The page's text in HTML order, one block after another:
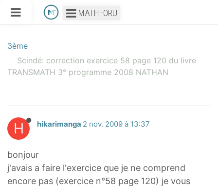
MATHFORU
3ème
Scindé: correction exercice 58 page 120 du livre
TRANSMATH 3° programme 2008 NATHAN
H hikarimanga 2 nov. 2009 à 13:37
bonjour
j'avais a faire l'exercice que je ne comprend
encore pas (exercice n°58 page 120) je vous